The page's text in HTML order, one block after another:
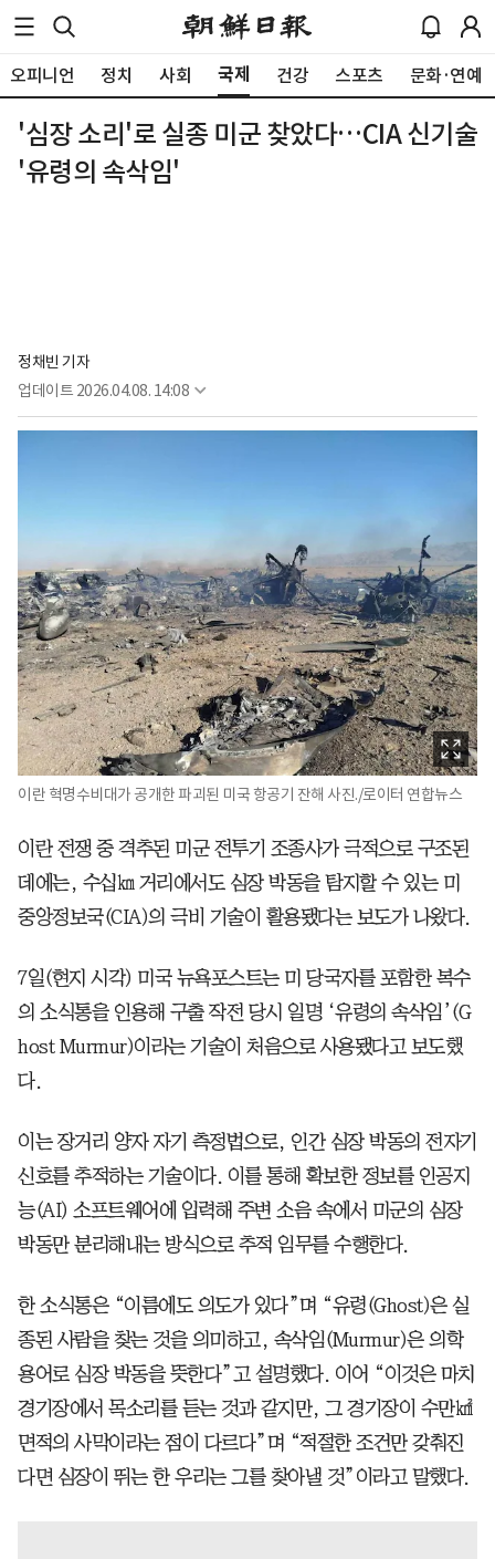
오피니언 정치 사회 국제 건강 스포츠 문화·연예
'심장 소리'로 실종 미군 찾았다…CIA 신기술
'유령의 속삭임'
정채빈 기자
업데이트 2026.04.08. 14:08
이란 혁명수비대가 공개한 파괴된 미국 항공기 잔해 사진./로이터 연합뉴스
이란 전쟁 중 격추된 미군 전투기 조종사가 극적으로 구조된
데에는, 수십㎞ 거리에서도 심장 박동을 탐지할 수 있는 미
중앙정보국(CIA)의 극비 기술이 활용됐다는 보도가 나왔다.
7일(현지 시각) 미국 뉴욕포스트는 미 당국자를 포함한 복수
의 소식통을 인용해 구출 작전 당시 일명 ‘유령의 속삭임’(G
host Murmur)이라는 기술이 처음으로 사용됐다고 보도했
다.
이는 장거리 양자 자기 측정법으로, 인간 심장 박동의 전자기
신호를 추적하는 기술이다. 이를 통해 확보한 정보를 인공지
능(AI) 소프트웨어에 입력해 주변 소음 속에서 미군의 심장
박동만 분리해내는 방식으로 추적 임무를 수행한다.
한 소식통은 “이름에도 의도가 있다”며 “유령(Ghost)은 실
종된 사람을 찾는 것을 의미하고, 속삭임(Murmur)은 의학
용어로 심장 박동을 뜻한다”고 설명했다. 이어 “이것은 마치
경기장에서 목소리를 듣는 것과 같지만, 그 경기장이 수만㎢
면적의 사막이라는 점이 다르다”며 “적절한 조건만 갖춰진
다면 심장이 뛰는 한 우리는 그를 찾아낼 것”이라고 말했다.